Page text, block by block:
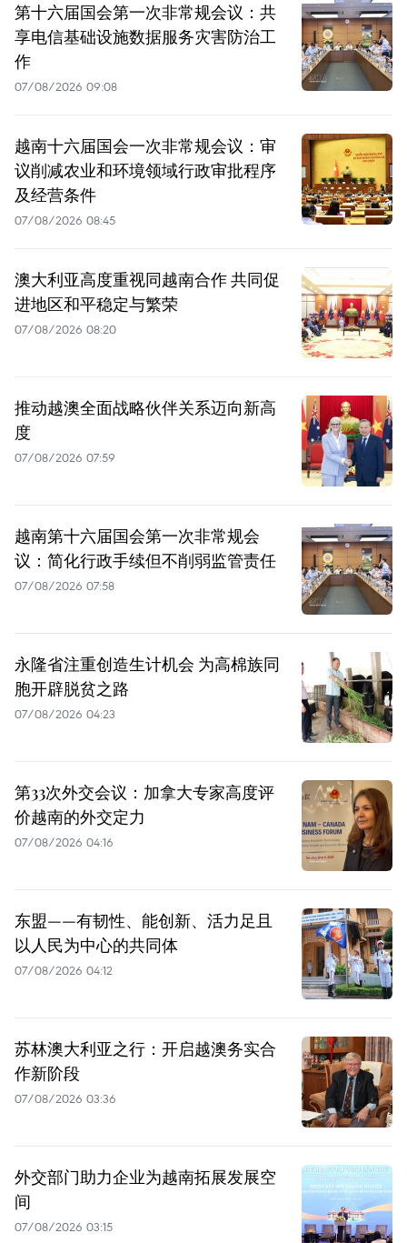
第十六届国会第一次非常规会议：共
享电信基础设施数据服务灾害防治工
作
07/08/2026 09:08
越南十六届国会一次非常规会议：审
议削减农业和环境领域行政审批程序
及经营条件
07/08/2026 08:45
澳大利亚高度重视同越南合作 共同促
进地区和平稳定与繁荣
07/08/2026 08:20
推动越澳全面战略伙伴关系迈向新高
度
07/08/2026 07:59
越南第十六届国会第一次非常规会
议：简化行政手续但不削弱监管责任
07/08/2026 07:58
永隆省注重创造生计机会 为高棉族同
胞开辟脱贫之路
07/08/2026 04:23
第33次外交会议：加拿大专家高度评
价越南的外交定力
07/08/2026 04:16
东盟——有韧性、能创新、活力足且
以人民为中心的共同体
07/08/2026 04:12
苏林澳大利亚之行：开启越澳务实合
作新阶段
07/08/2026 03:36
外交部门助力企业为越南拓展发展空
间
07/08/2026 03:15